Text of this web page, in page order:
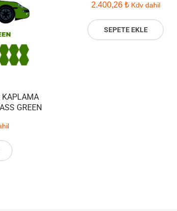
KAPLAMA
GREEN
2.400,26 ₺ Kdv dahil
SEPETE EKLE